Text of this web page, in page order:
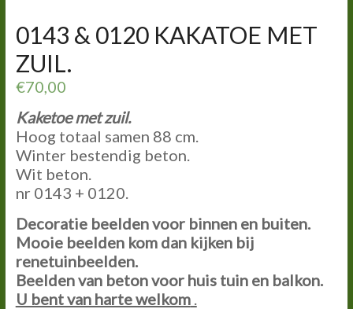
0143 & 0120 KAKATOE MET
ZUIL.
€70,00
Kaketoe met zuil.
Hoog totaal samen 88 cm.
Winter bestendig beton.
Wit beton.
nr 0143 + 0120.
Decoratie beelden voor binnen en buiten.
Mooie beelden kom dan kijken bij
renetuinbeelden.
Beelden van beton voor huis tuin en balkon.
U bent van harte welkom.